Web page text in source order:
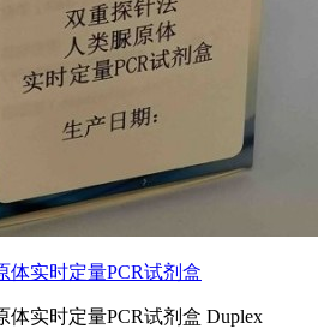
体实时定量PCR试剂盒
体实时定量PCR试剂盒 Duplex